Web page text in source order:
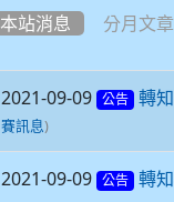
本站消息 分月文章
2021-09-09 公告 轉
賽訊息)
2021-09-09 公告 轉